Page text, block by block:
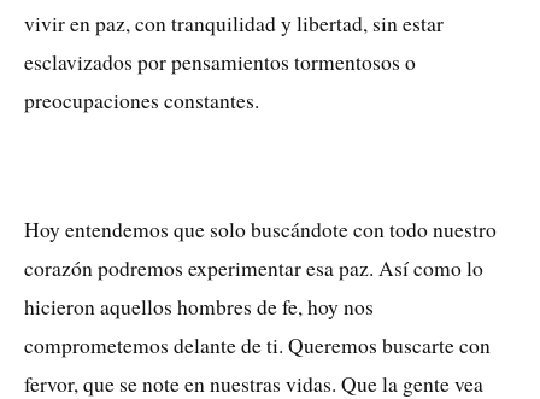
vivir en paz, con tranquilidad y libertad, sin estar
esclavizados por pensamientos tormentosos o
preocupaciones constantes.
Hoy entendemos que solo buscándote con todo nuestro
corazón podremos experimentar esa paz. Así como lo
hicieron aquellos hombres de fe, hoy nos
comprometemos delante de ti. Queremos buscarte con
fervor, que se note en nuestras vidas. Que la gente vea